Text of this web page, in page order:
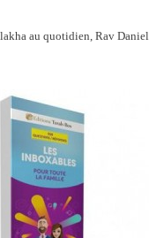
au quotidien, Rav Daniel